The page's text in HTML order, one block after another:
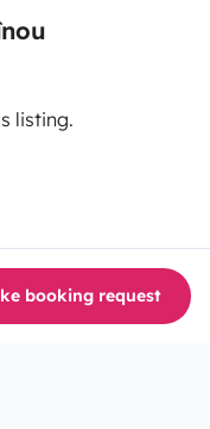
listing.
booking request